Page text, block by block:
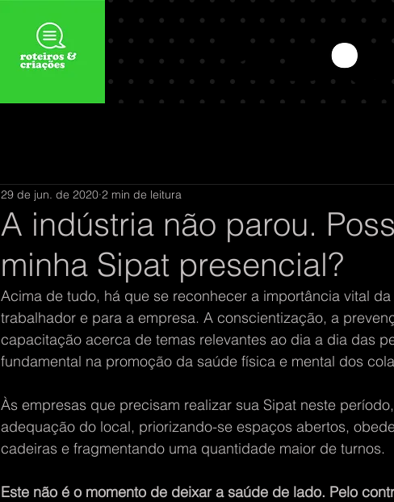
A indústria não parou.
minha Sipat presencial?
29 de jun. de 2020 2 min de leitura
Acima de tudo, há que se reconhecer a importância vital
trabalhador e para a empresa. A conscientização, a
capacitação acerca de temas relevantes ao dia a dia das
fundamental na promoção da saúde física e mental dos
Às empresas que precisam realizar sua Sipat neste
adequação do local, priorizando-se espaços abertos,
cadeiras e fragmentando uma quantidade maior de turnos.
Este não é o momento de deixar a saúde de lado. Pelo